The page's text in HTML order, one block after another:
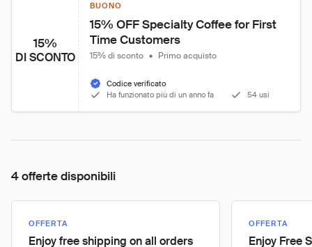
15%
DI SCONTO
BUONO
15% OFF Specialty Coffee for First
Time Customers
15% di sconto • Primo acquisto
Codice verificato
Ha funzionato più di un anno fa
54 usi
4 offerte disponibili
OFFERTA
Enjoy free shipping on all orders
OFFERTA
Enjoy Free